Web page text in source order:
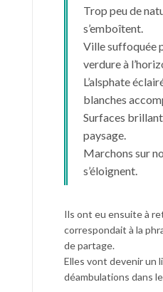
Trop peu de
s’emboîtent.
Ville suffoquée
verdure à
L’alsphate
blanches
Surfaces
paysage.
Marchons sur
s’éloignent.
Ils ont eu ensuite à
correspondait à la
de partage.
Elles vont devenir un
déambulations dans